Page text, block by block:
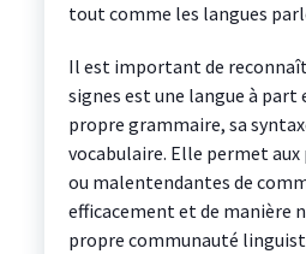
tout comme les langues
Il est important de
signes est une langue à part
propre grammaire, sa
vocabulaire. Elle permet aux
ou malentendantes de
efficacement et de manière
propre communauté